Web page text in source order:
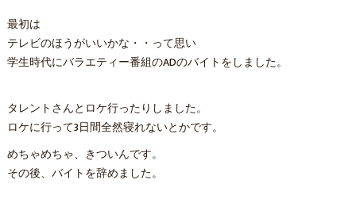
最初は
テレビのほうがいいかな・・って思い
学生時代にバラエティー番組のADのバイトをしました。
タレントさんとロケ行ったりしました。
ロケに行って3日間全然寝れないとかです。
めちゃめちゃ、きついんです。
その後、バイトを辞めました。